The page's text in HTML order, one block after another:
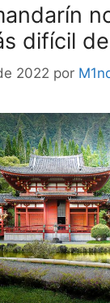
difícil
2022 por